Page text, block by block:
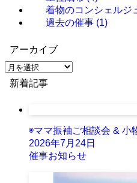
着物のコンシェルジ
過去の催事 (1)
アーカイブ
ア
ー
新着記事
◉ママ振袖ご相談会 & 小
2026年7月24日
催事お知らせ